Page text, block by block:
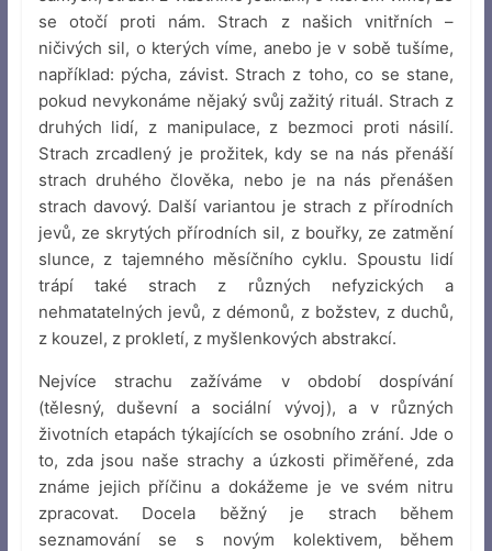
se otočí proti nám. Strach z našich vnitřních –
ničivých sil, o kterých víme, anebo je v sobě tušíme,
například: pýcha, závist. Strach z toho, co se stane,
pokud nevykonáme nějaký svůj zažitý rituál. Strach z
druhých lidí, z manipulace, z bezmoci proti násilí.
Strach zrcadlený je prožitek, kdy se na nás přenáší
strach druhého člověka, nebo je na nás přenášen
strach davový. Další variantou je strach z přírodních
jevů, ze skrytých přírodních sil, z bouřky, ze zatmění
slunce, z tajemného měsíčního cyklu. Spoustu lidí
trápí také strach z různých nefyzických a
nehmatatelných jevů, z démonů, z božstev, z duchů,
z kouzel, z prokletí, z myšlenkových abstrakcí.
Nejvíce strachu zažíváme v období dospívání
(tělesný, duševní a sociální vývoj), a v různých
životních etapách týkajících se osobního zrání. Jde o
to, zda jsou naše strachy a úzkosti přiměřené, zda
známe jejich příčinu a dokážeme je ve svém nitru
zpracovat. Docela běžný je strach během
seznamování se s novým kolektivem, během